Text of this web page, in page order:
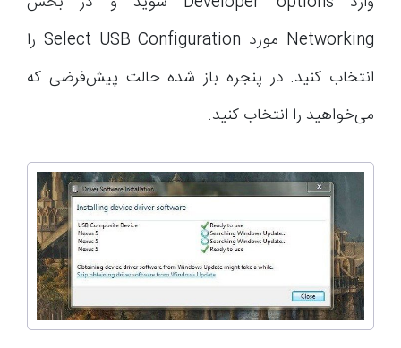
Networking مورد Select USB Configuration را
انتخاب کنید. در پنجره باز شده حالت پیش‌فرضی که
می‌خواهید را انتخاب کنید.